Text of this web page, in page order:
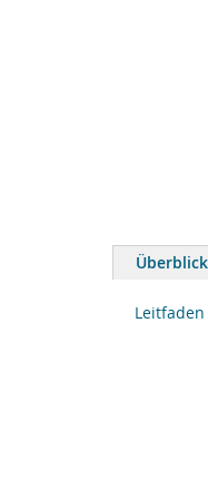
Anfang
springen
Überblick